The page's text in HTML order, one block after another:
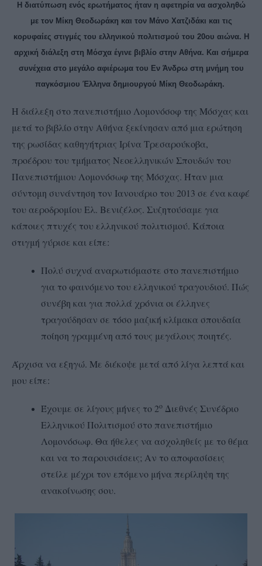
Η διατύπωση ενός ερωτήματος ήταν η αφετηρία να ασχοληθώ
με τον Μίκη Θεοδωράκη και τον Μάνο Χατζιδάκι και τις
κορυφαίες στιγμές του ελληνικού πολιτισμού του 20ου αιώνα. Η
αρχική διάλεξη στη Μόσχα έγινε βιβλίο στην Αθήνα. Και σήμερα
συνέχεια στο μεγάλο αφιέρωμα του Εν Άνδρω στη μνήμη του
παγκόσμιου Έλληνα δημιουργού Μίκη Θεοδωράκη.
Η διάλεξη στο πανεπιστήμιο Λομονόσοφ της Μόσχας και
μετά το βιβλίο στην Αθήνα ξεκίνησαν από μια ερώτηση
της ρωσίδας καθηγήτριας Ιρίνα Τρεσαρούκοβα,
προέδρου του τμήματος Νεοελληνικών Σπουδών του
Πανεπιστήμιου Λομονόσωφ της Μόσχας. Ήταν μια
σύντομη συνάντηση τον Ιανουάριο του 2013 σε ένα καφέ
του αεροδρομίου Ελ. Βενιζέλος. Συζητούσαμε για
κάποιες πτυχές του ελληνικού πολιτισμού. Κάποια
στιγμή γύρισε και είπε:
Πολύ συχνά αναρωτιόμαστε στο πανεπιστήμιο
για το φαινόμενο του ελληνικού τραγουδιού. Πώς
συνέβη και για πολλά χρόνια οι έλληνες
τραγούδησαν σε τόσο μαζική κλίμακα σπουδαία
ποίηση γραμμένη από τους μεγάλους ποιητές.
Άρχισα να εξηγώ. Με διέκοψε μετά από λίγα λεπτά και
μου είπε:
Έχουμε σε λίγους μήνες το 2ο Διεθνές Συνέδριο
Ελληνικού Πολιτισμού στο πανεπιστήμιο
Λομονόσωφ. Θα ήθελες να ασχοληθείς με το θέμα
και να το παρουσιάσεις; Αν το αποφασίσεις
στείλε μέχρι τον επόμενο μήνα περίληψη της
ανακοίνωσης σου.